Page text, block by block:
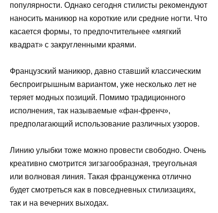
популярности. Однако сегодня стилисты рекомендуют
наносить маникюр на короткие или средние ногти. Что
касается формы, то предпочтительнее «мягкий
квадрат» с закругленными краями.
Французский маникюр, давно ставший классическим
беспроигрышным вариантом, уже несколько лет не
теряет модных позиций. Помимо традиционного
исполнения, так называемые «фан-френч»,
предполагающий использование различных узоров.
Линию улыбки тоже можно провести свободно. Очень
креативно смотрится зигзагообразная, треугольная
или волновая линия. Такая француженка отлично
будет смотреться как в повседневных стилизациях,
так и на вечерних выходах.